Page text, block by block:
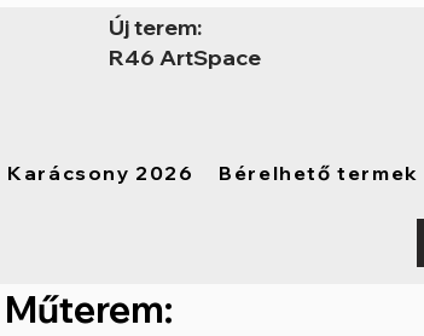
Új terem:
R46 ArtSpace
Karácsony 2026 Bérelhető termek